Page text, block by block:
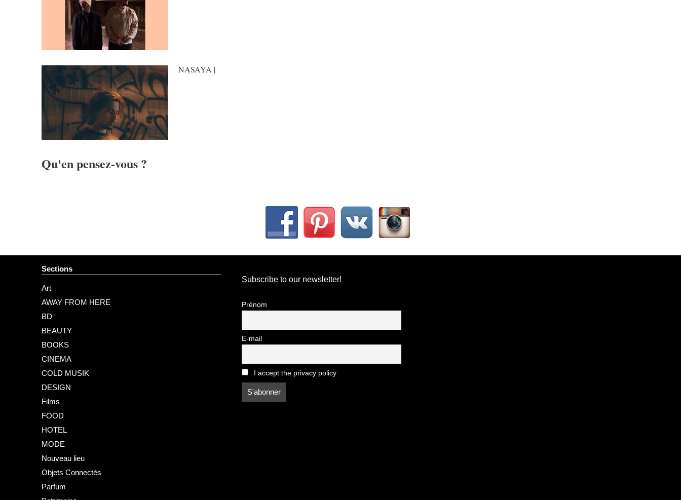
NASAYA |
Qu'en pensez-vous ?
Sections
Art
AWAY FROM HERE
BD
BEAUTY
BOOKS
CINEMA
COLD MUSIK
DESIGN
Films
FOOD
HOTEL
MODE
Nouveau lieu
Objets Connectés
Parfum
Subscribe to our newsletter!
Prénom
E-mail
I accept the privacy policy